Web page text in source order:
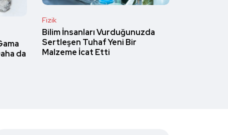
da
Fizik
Bilim İnsanları Vurduğunuzda
Sertleşen Tuhaf Yeni Bir
Malzeme İcat Etti